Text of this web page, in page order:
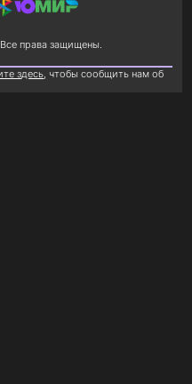
права защищены.
здесь, чтобы сообщить нам об